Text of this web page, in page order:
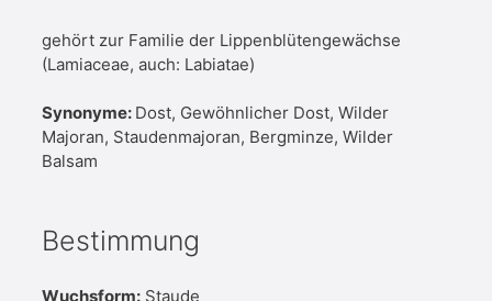
gehört zur Familie der Lippenblütengewächse
(Lamiaceae, auch: Labiatae)
Synonyme: Dost, Gewöhnlicher Dost, Wilder
Majoran, Staudenmajoran, Bergminze, Wilder
Balsam
Bestimmung
Wuchsform: Staude